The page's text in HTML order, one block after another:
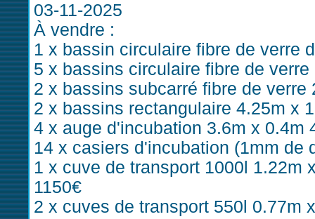
03-11-2025
À vendre :
1 x bassin circulaire fibre de verre
5 x bassins circulaire fibre de
2 x bassins subcarré fibre de
2 x bassins rectangulaire 4.25m x
4 x auge d'incubation 3.6m x 0.4m
14 x casiers d'incubation (1mm de
1 x cuve de transport 1000l 1.22m
1150€
2 x cuves de transport 550l 0.77m